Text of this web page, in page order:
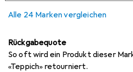
Alle 24 Marken vergleichen
Rückgabequote
So oft wird ein Produkt dieser
«Teppich» retourniert.